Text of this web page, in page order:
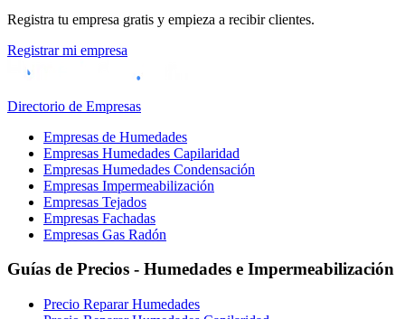
Registra tu empresa gratis y empieza a recibir clientes.
Registrar mi empresa
Directorio de Empresas
Empresas de Humedades
Empresas Humedades Capilaridad
Empresas Humedades Condensación
Empresas Impermeabilización
Empresas Tejados
Empresas Fachadas
Empresas Gas Radón
Guías de Precios - Humedades e Impermeabilización
Precio Reparar Humedades